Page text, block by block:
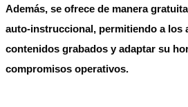
Además, se ofrece de manera
auto-instruccional, permitiendo a los
contenidos grabados y adaptar su
compromisos operativos.